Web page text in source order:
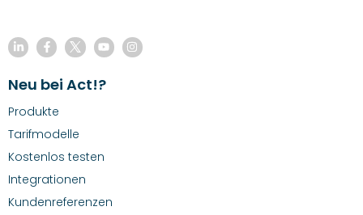
Neu bei Act!?
Produkte
Tarifmodelle
Kostenlos testen
Integrationen
Kundenreferenzen